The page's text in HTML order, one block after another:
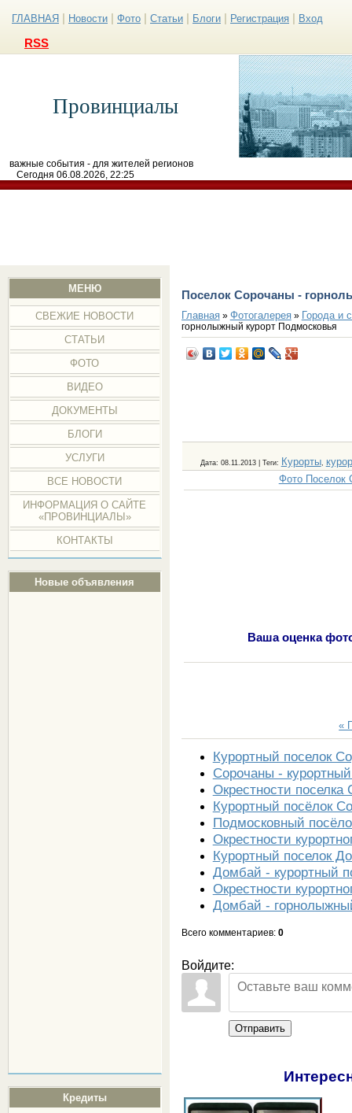
ГЛАВНАЯ Новости Фото Статьи Блоги Регистрация Вход
RSS
Провинциалы
важные события - для жителей регионов
Сегодня 06.08.2026, 22:25
МЕНЮ
СВЕЖИЕ НОВОСТИ
СТАТЬИ
ФОТО
ВИДЕО
ДОКУМЕНТЫ
БЛОГИ
УСЛУГИ
ВСЕ НОВОСТИ
ИНФОРМАЦИЯ О САЙТЕ
«ПРОВИНЦИАЛЫ»
КОНТАКТЫ
Новые объявления
Кредиты
Поселок Сорочаны -
Главная» Фотогалерея» Города и
горнолыжный курорт Подмосковья
Дата: 08.11.2013 | Теги: Курорты
Фото Поселок
Ваша оценка
«
Курортный поселок
Сорочаны -
Окрестности поселка
Курортный посёлок
Подмосковный
Окрестности
Курортный поселок
Домбай - курортный
Окрестности
Домбай -
Всего комментариев: 0
Войдите:
Отправить